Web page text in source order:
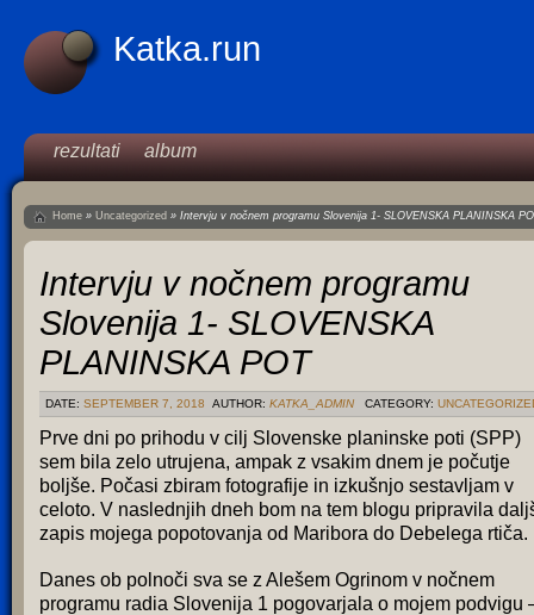
Katka.run
rezultati album
Home » Uncategorized » Intervju v nočnem programu Slovenija 1- SLOVENSKA PLANINSKA
Intervju v nočnem programu
Slovenija 1- SLOVENSKA
PLANINSKA POT
DATE: SEPTEMBER 7, 2018 AUTHOR: KATKA_ADMIN CATEGORY:
Prve dni po prihodu v cilj Slovenske planinske poti (SPP)
sem bila zelo utrujena, ampak z vsakim dnem je počutje
boljše. Počasi zbiram fotografije in izkušnjo sestavljam v
celoto. V naslednjih dneh bom na tem blogu pripravila
zapis mojega popotovanja od Maribora do Debelega rtiča.
Danes ob polnoči sva se z Alešem Ogrinom v nočnem
programu radia Slovenija 1 pogovarjala o mojem podvigu